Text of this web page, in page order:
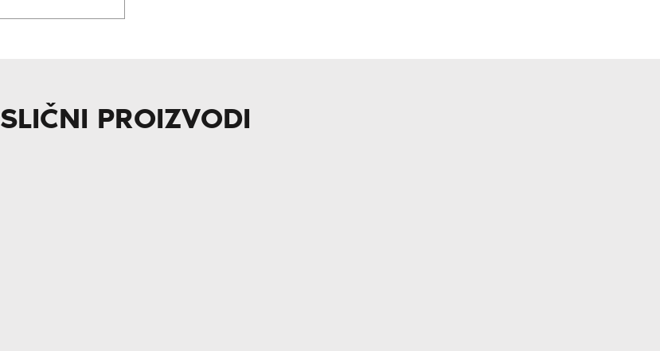
SLIČNI PROIZVODI